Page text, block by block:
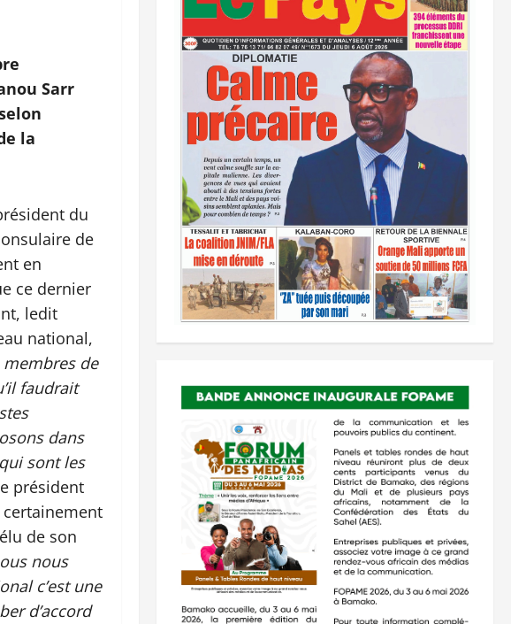
Sarr
la
du
de
en
ce dernier
ledit
national,
de
faudrait
dans
sont les
président
de son
nous
c’est une
d’accord